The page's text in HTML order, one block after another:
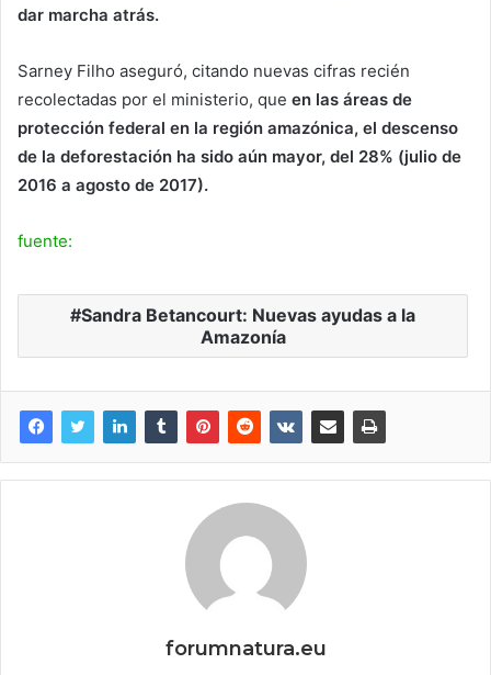
dar marcha atrás.
Sarney Filho aseguró, citando nuevas cifras recién
recolectadas por el ministerio, que en las áreas de
protección federal en la región amazónica, el descenso
de la deforestación ha sido aún mayor, del 28% (julio de
2016 a agosto de 2017).
fuente:
Sandra Betancourt: Nuevas ayudas a la
Amazonía
forumnatura.eu